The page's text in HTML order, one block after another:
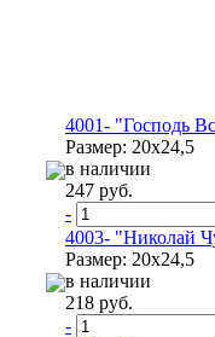
4001- "Господь
Размер: 20х24,5
в наличии
247 руб.
-
4003- "Николай
Размер: 20х24,5
в наличии
218 руб.
-